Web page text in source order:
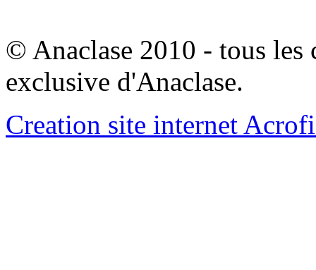
© Anaclase 2010 - tous les
exclusive d'Anaclase.
Creation site internet